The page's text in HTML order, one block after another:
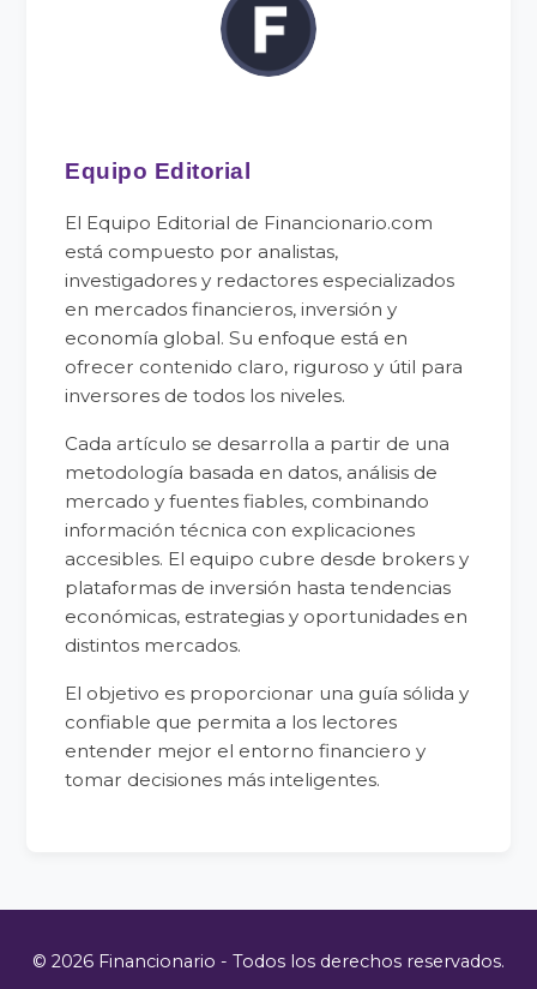
Equipo Editorial
El Equipo Editorial de Financionario.com
está compuesto por analistas,
investigadores y redactores especializados
en mercados financieros, inversión y
economía global. Su enfoque está en
ofrecer contenido claro, riguroso y útil para
inversores de todos los niveles.
Cada artículo se desarrolla a partir de una
metodología basada en datos, análisis de
mercado y fuentes fiables, combinando
información técnica con explicaciones
accesibles. El equipo cubre desde brokers y
plataformas de inversión hasta tendencias
económicas, estrategias y oportunidades en
distintos mercados.
El objetivo es proporcionar una guía sólida y
confiable que permita a los lectores
entender mejor el entorno financiero y
tomar decisiones más inteligentes.
© 2026 Financionario - Todos los derechos reservados.